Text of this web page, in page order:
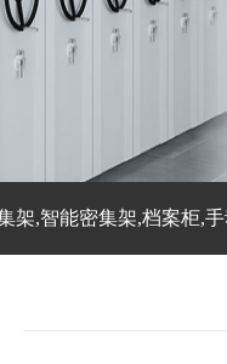
架,智能密集架,档案柜,